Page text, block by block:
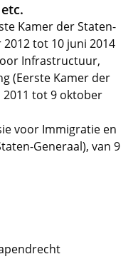
Kamer der Staten-
tot 10 juni 2014
Infrastructuur,
(Eerste Kamer der
2011 tot 9 oktober
voor Immigratie en
Generaal), van 9